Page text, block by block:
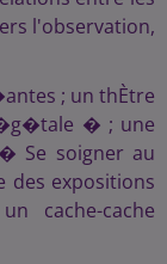
l'observation,
; un thÈtre
� ; une
Se soigner au
expositions
cache-cache